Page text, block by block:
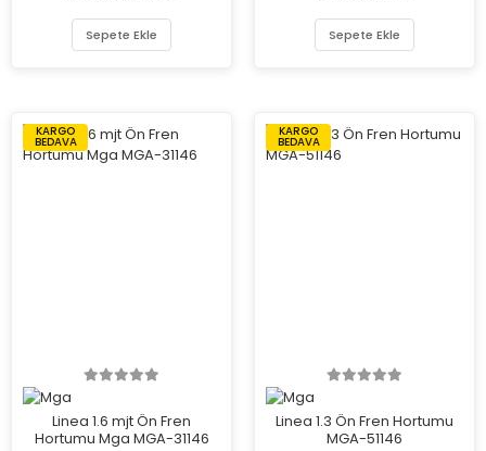
Sepete Ekle Sepete Ekle
KARGO
BEDAVA
Linea 1.6 mjt Ön Fren
Hortumu Mga MGA-31146
KARGO
BEDAVA
Linea 1.3 Ön Fren Hortumu
MGA-51146